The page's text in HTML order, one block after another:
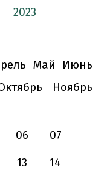
2023
Май
Июнь
Ноябрь
06
07
13
14